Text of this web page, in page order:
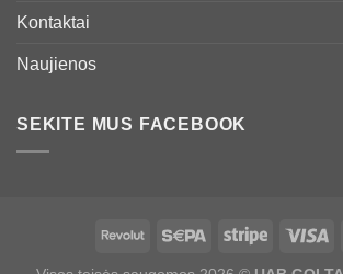
Kontaktai
Naujienos
SEKITE MUS FACEBOOK